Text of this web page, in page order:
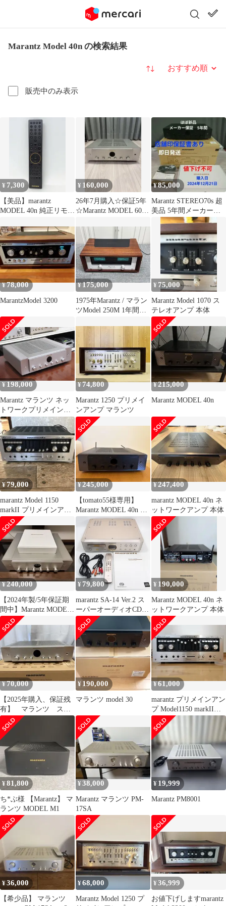
Marantz Model 40n の検索結果
販売中のみ表示
並び替え
¥ 7,300
【美品】marantz
MODEL 40n 純正リモコ
¥ 160,000
26年7月購入☆保証5年
☆Marantz MODEL 60n
¥85,000
Marantz STEREO70s 超
美品 5年間メーカー保
証 値下げ不可
¥78,000
MarantzModel 3200
¥175,000
1975年Marantz / マラン
ツModel 250M 1年間保
¥ 75,000
Marantz Model 1070 ス
テレオアンプ 本体
¥ 198,000
Marantz マランツ ネッ
トワークプリメインア
ンプ MODEL 40N/FN
シルバー 状態良好品
¥74,800
Marantz 1250 プリメイ
ンアンプ マランツ
¥215,000
Marantz MODEL 40n
¥79,000
marantz Model 1150
markII プリメインアン
プ
¥245,000
【tomato55様専用】
Marantz MODEL 40n ブ
ラック
¥247,400
marantz MODEL 40n ネ
ットワークアンプ 本体
¥240,000
【2024年製/5年保証期
間中】Marantz MODEL
40n
¥ 79,800
marantz SA-14 Ver.2 ス
ーパーオーディオCDプ
レーヤー 動作確認済 リ
モコン不良 現状品
¥ 190,000
Marantz MODEL 40n ネ
ットワークアンプ 本体
¥70,000
【2025年購入、保証残
有】 マランツ ステ
レオ70 s
¥ 190,000
マランツ model 30
¥61,000
marantz プリメインアン
プ Model1150 markII
マランツ
¥81,800
ち*ぶ様 【Marantz】 マ
ランツ MODEL M1
¥38,000
Marantz マランツ PM-
17SA
¥ 19,999
Marantz PM8001
¥36,000
【希少品】 マランツ
¥68,000
Marantz Model 1250 プ
¥36,999
お値下げしますmarantz